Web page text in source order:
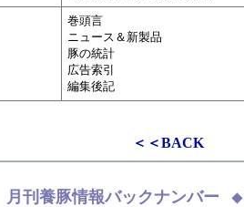
巻頭言
ニュース＆新製品
豚の統計
広告索引
編集後記
＜＜BACK
月刊養豚情報バックナンバー